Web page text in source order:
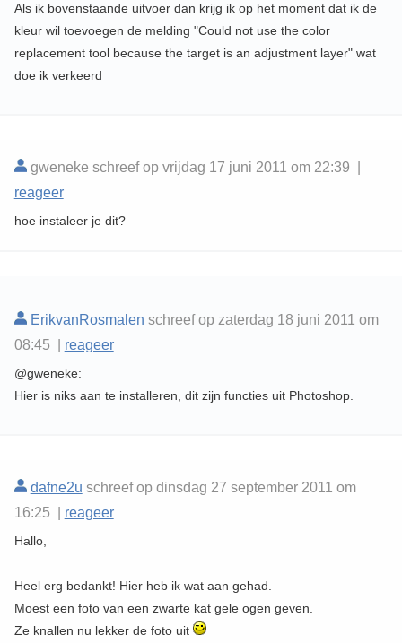
Als ik bovenstaande uitvoer dan krijg ik op het moment dat ik de
kleur wil toevoegen de melding "Could not use the color
replacement tool because the target is an adjustment layer" wat
doe ik verkeerd
gweneke schreef op vrijdag 17 juni 2011 om 22:39 |
reageer
hoe instaleer je dit?
ErikvanRosmalen schreef op zaterdag 18 juni 2011 om
08:45 | reageer
@gweneke:
Hier is niks aan te installeren, dit zijn functies uit Photoshop.
dafne2u schreef op dinsdag 27 september 2011 om
16:25 | reageer
Hallo,
Heel erg bedankt! Hier heb ik wat aan gehad.
Moest een foto van een zwarte kat gele ogen geven.
Ze knallen nu lekker de foto uit